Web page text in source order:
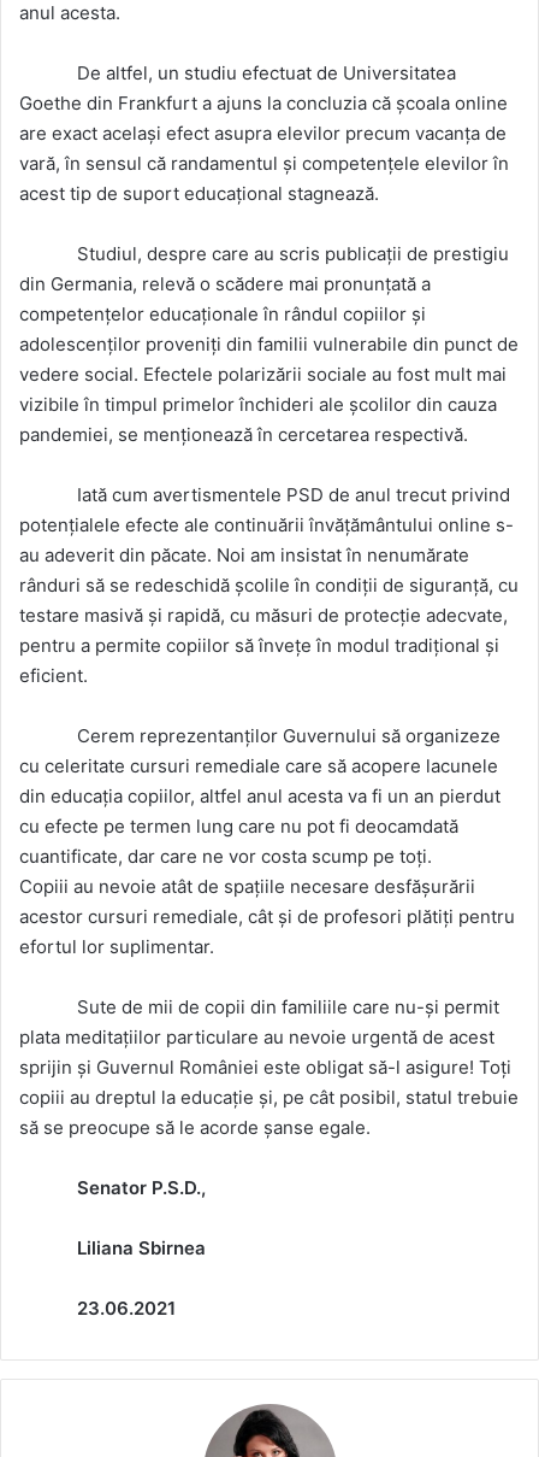
anul acesta.
De altfel, un studiu efectuat de Universitatea
Goethe din Frankfurt a ajuns la concluzia că școala online
are exact același efect asupra elevilor precum vacanța de
vară, în sensul că randamentul și competențele elevilor în
acest tip de suport educațional stagnează.
Studiul, despre care au scris publicații de prestigiu
din Germania, relevă o scădere mai pronunțată a
competențelor educaționale în rândul copiilor şi
adolescenților proveniți din familii vulnerabile din punct de
vedere social. Efectele polarizării sociale au fost mult mai
vizibile în timpul primelor închideri ale școlilor din cauza
pandemiei, se menționează în cercetarea respectivă.
Iată cum avertismentele PSD de anul trecut privind
potențialele efecte ale continuării învățământului online s-
au adeverit din păcate. Noi am insistat în nenumărate
rânduri să se redeschidă școlile în condiții de siguranță, cu
testare masivă și rapidă, cu măsuri de protecție adecvate,
pentru a permite copiilor să învețe în modul tradițional și
eficient.
Cerem reprezentanților Guvernului să organizeze
cu celeritate cursuri remediale care să acopere lacunele
din educația copiilor, altfel anul acesta va fi un an pierdut
cu efecte pe termen lung care nu pot fi deocamdată
cuantificate, dar care ne vor costa scump pe toți.
Copiii au nevoie atât de spațiile necesare desfășurării
acestor cursuri remediale, cât și de profesori plătiți pentru
efortul lor suplimentar.
Sute de mii de copii din familiile care nu-și permit
plata meditațiilor particulare au nevoie urgentă de acest
sprijin și Guvernul României este obligat să-l asigure! Toți
copiii au dreptul la educație și, pe cât posibil, statul trebuie
să se preocupe să le acorde șanse egale.
Senator P.S.D.,
Liliana Sbirnea
23.06.2021